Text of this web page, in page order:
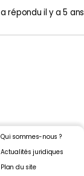
a réponduil y a 5 ans
Qui sommes-nous ?
Actualités juridiques
Plan du site